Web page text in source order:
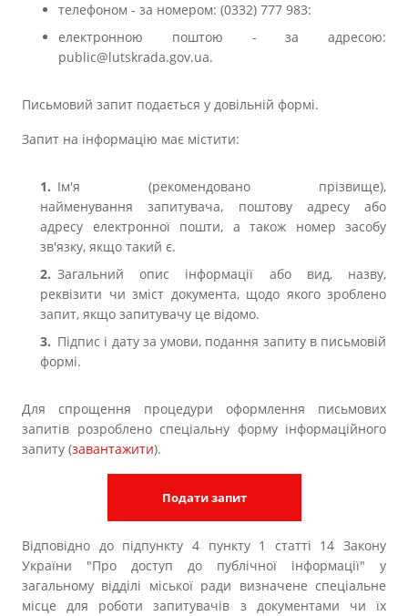
телефоном - за номером: (0332) 777 983:
електронною поштою - за адресою:
public@lutskrada.gov.ua.
Письмовий запит подається у довільній формі.
Запит на інформацію має містити:
Ім'я (рекомендовано прізвище),
найменування запитувача, поштову адресу або
адресу електронної пошти, а також номер засобу
зв'язку, якщо такий є.
Загальний опис інформації або вид, назву,
реквізити чи зміст документа, щодо якого зроблено
запит, якщо запитувачу це відомо.
Підпис і дату за умови, подання запиту в письмовій
формі.
Для спрощення процедури оформлення письмових
запитів розроблено спеціальну форму інформаційного
запиту (завантажити).
Подати запит
Відповідно до підпункту 4 пункту 1 статті 14 Закону
України "Про доступ до публічної інформації" у
загальному відділі міської ради визначене спеціальне
місце для роботи запитувачів з документами чи їх